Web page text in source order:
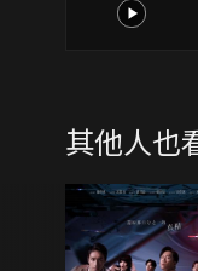
1
其他人也